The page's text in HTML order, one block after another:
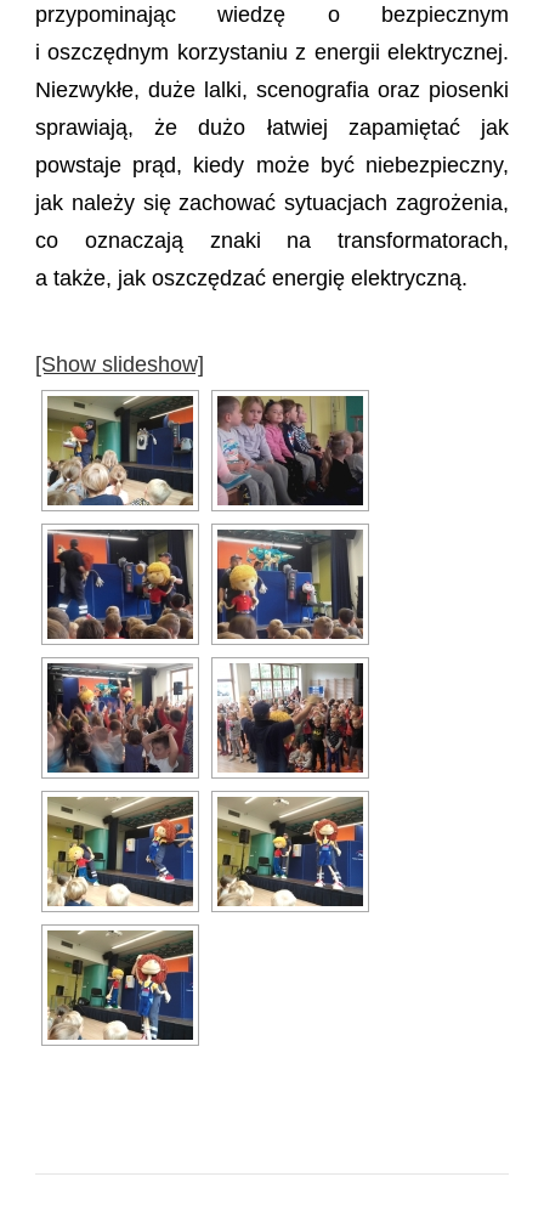
przypominając wiedzę o bezpiecznym
i oszczędnym korzystaniu z energii elektrycznej.
Niezwykłe, duże lalki, scenografia oraz piosenki
sprawiają, że dużo łatwiej zapamiętać jak
powstaje prąd, kiedy może być niebezpieczny,
jak należy się zachować sytuacjach zagrożenia,
co oznaczają znaki na transformatorach,
a także, jak oszczędzać energię elektryczną.
[Show slideshow]